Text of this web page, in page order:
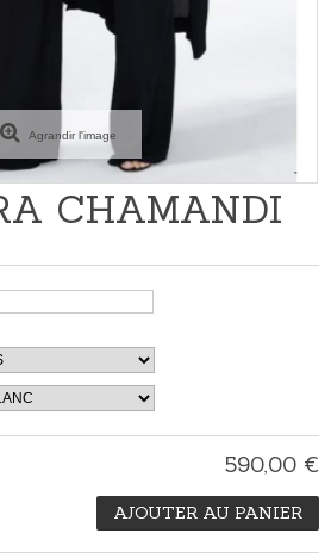
Agrandir l'image
CHAMANDI
590,00 €
AJOUTER AU PANIER